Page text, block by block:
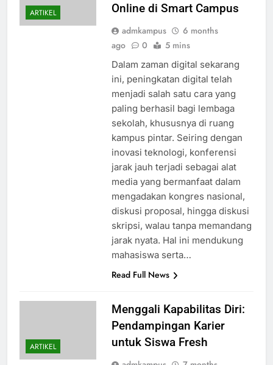
ARTIKEL
Online di Smart Campus
admkampus
6 months
ago
0 5 mins
Dalam zaman digital sekarang
ini, peningkatan digital telah
menjadi salah satu cara yang
paling berhasil bagi lembaga
sekolah, khususnya di ruang
kampus pintar. Seiring dengan
inovasi teknologi, konferensi
jarak jauh terjadi sebagai alat
media yang bermanfaat dalam
mengadakan kongres nasional,
diskusi proposal, hingga diskusi
skripsi, walau tanpa memandang
jarak nyata. Hal ini mendukung
mahasiswa serta…
Read Full News
ARTIKEL
Menggali Kapabilitas Diri:
Pendampingan Karier
untuk Siswa Fresh